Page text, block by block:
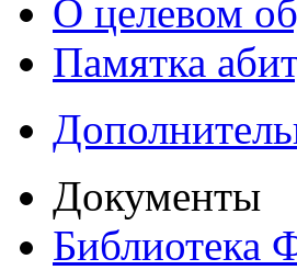
О целевом
Памятка
Документы